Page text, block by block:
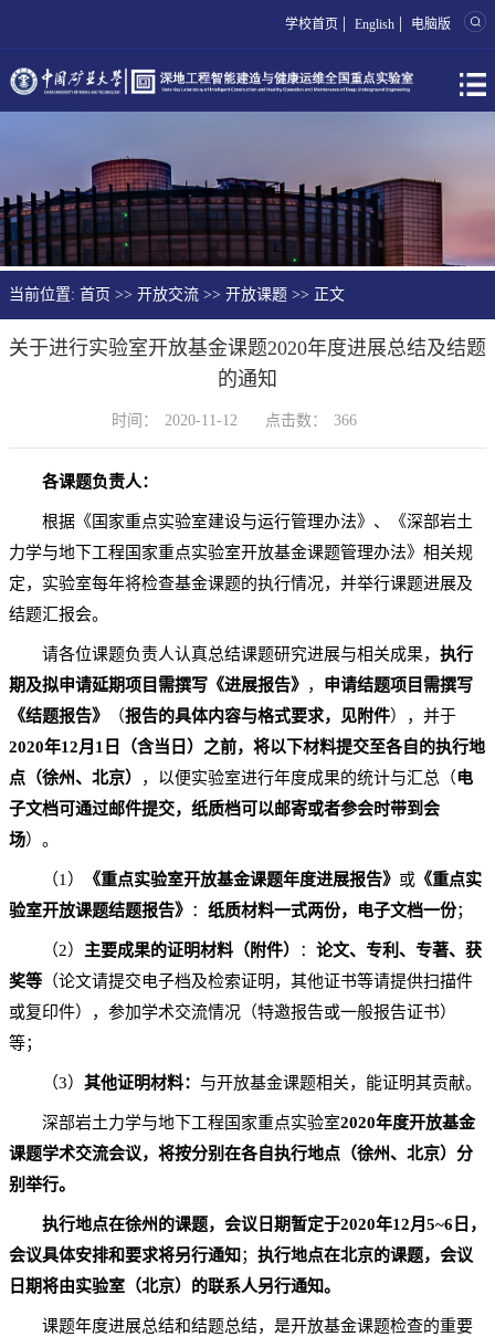
学校首页 | English | 电脑版
当前位置: 首页 >> 开放交流 >> 开放课题 >> 正文
关于进行实验室开放基金课题2020年度进展总结及结题
的通知
时间： 2020-11-12 点击数： 366
各课题负责人：
根据《国家重点实验室建设与运行管理办法》、《深部岩土
力学与地下工程国家重点实验室开放基金课题管理办法》相关规
定，实验室每年将检查基金课题的执行情况，并举行课题进展及
结题汇报会。
请各位课题负责人认真总结课题研究进展与相关成果， 执行
期及拟申请延期项目需撰写《进展报告》 ， 申请结题项目需撰写
《结题报告》
（报告的具体内容与格式要求，见附件），并于
2020年12月1日（含当日）之前， 将以下材料提交至各自的执行地
点（徐州、北京）
，以便实验室进行年度成果的统计与汇总（电
子文档可通过邮件提交，纸质档可以邮寄或者参会时带到会
场）。
（1） 《重点实验室开放基金课题年度进展报告》 或 《重点实
验室开放课题结题报告》 ： 纸质材料一式两份，电子文档一份；
（2） 主要成果的证明材料（附件） ： 论文、专利、专著、获
奖等 （论文请提交电子档及检索证明，其他证书等请提供扫描件
或复印件），参加学术交流情况（特邀报告或一般报告证书）
等；
（3） 其他证明材料： 与开放基金课题相关，能证明其贡献。
深部岩土力学与地下工程国家重点实验室2020年度开放基金
课题学术交流会议，将按分别在各自执行地点（徐州、北京）分
别举行。
执行地点在徐州的课题，会议日期暂定于2020年12月5~6 日 ，
会议具体安排和要求将另行通知 ； 执行地点在北京的课题，会议
日期将由实验室（北京）的联系人另行通知。
课题年度进展总结和结题总结，是开放基金课题检查的重要